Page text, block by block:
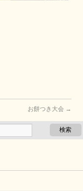
お餅つき大会 →